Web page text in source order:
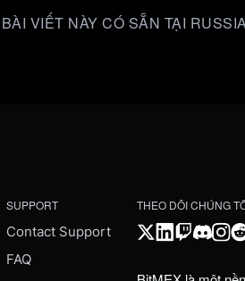
BÀI VIẾT NÀY CÓ SẴN TẠI
SUPPORT
Contact Support
FAQ
THEO DÕI CHÚNG